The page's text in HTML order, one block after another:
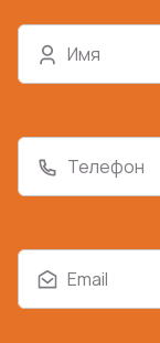
Имя
Телефон
Email